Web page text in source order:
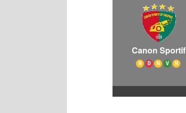
Canon Sportif
N D N V N